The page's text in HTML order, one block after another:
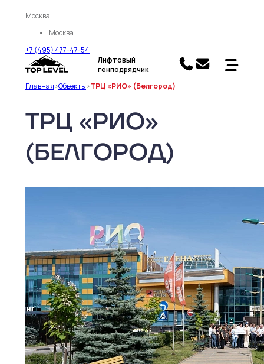
Москва
Москва
+7 (495) 477-47-54
Лифтовый
генподрядчик
Главная>Объекты>ТРЦ «РИО» (Белгород)
ТРЦ «РИО»
(БЕЛГОРОД)